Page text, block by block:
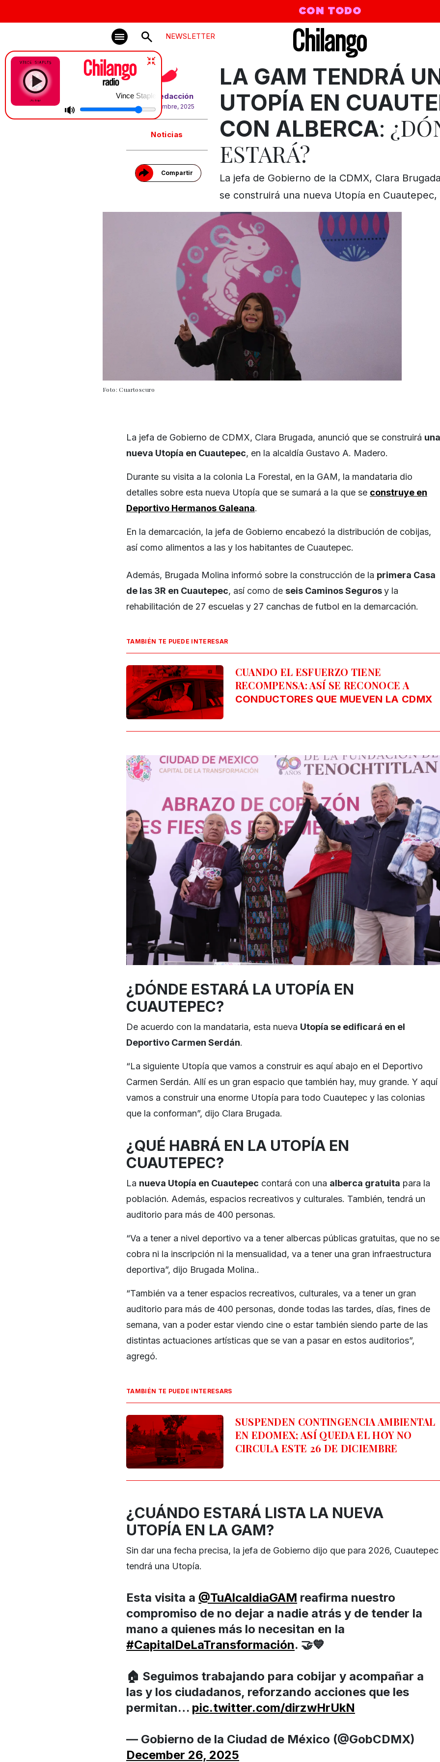
CON TODO
NEWSLETTER
Vince Staples | Blackberry Marmalade
Por Redacción
26 diciembre, 2025
Noticias
Compartir
LA GAM TENDRÁ
UTOPÍA EN
CON ALBERCA:
ESTARÁ?
La jefa de Gobierno de la CDMX, Clara
se construirá una nueva Utopía en Cuautepec,
Foto: Cuartoscuro
La jefa de Gobierno de CDMX, Clara Brugada, anunció que se construirá una
nueva Utopía en Cuautepec, en la alcaldía Gustavo A. Madero.
Durante su visita a la colonia La Forestal, en la GAM, la mandataria dio
detalles sobre esta nueva Utopía que se sumará a la que se construye en
Deportivo Hermanos Galeana.
En la demarcación, la jefa de Gobierno encabezó la distribución de cobijas,
así como alimentos a las y los habitantes de Cuautepec.
Además, Brugada Molina informó sobre la construcción de la primera Casa
de las 3R en Cuautepec, así como de seis Caminos Segurosy la
rehabilitación de 27 escuelas y 27 canchas de futbol en la demarcación.
TAMBIÉN TE PUEDE INTERESAR
CUANDO EL ESFUERZO TIENE
RECOMPENSA: ASÍ SE RECONOCE A
CONDUCTORES QUE MUEVEN LA CDMX
¿DÓNDE ESTARÁ LA UTOPÍA EN
CUAUTEPEC?
De acuerdo con la mandataria, esta nueva Utopía se edificará en el
Deportivo Carmen Serdán.
“La siguiente Utopía que vamos a construir es aquí abajo en el Deportivo
Carmen Serdán. Allí es un gran espacio que también hay, muy grande. Y aquí
vamos a construir una enorme Utopía para todo Cuautepec y las colonias
que la conforman”, dijo Clara Brugada.
¿QUÉ HABRÁ EN LA UTOPÍA EN
CUAUTEPEC?
La nueva Utopía en Cuautepec contará con una alberca gratuita para la
población. Además, espacios recreativos y culturales. También, tendrá un
auditorio para más de 400 personas.
“Va a tener a nivel deportivo va a tener albercas públicas gratuitas, que no se
cobra ni la inscripción ni la mensualidad, va a tener una gran infraestructura
deportiva”, dijo Brugada Molina..
“También va a tener espacios recreativos, culturales, va a tener un gran
auditorio para más de 400 personas, donde todas las tardes, días, fines de
semana, van a poder estar viendo cine o estar también siendo parte de las
distintas actuaciones artísticas que se van a pasar en estos auditorios”,
agregó.
TAMBIÉN TE PUEDE INTERESARS
SUSPENDEN CONTINGENCIA AMBIENTAL
EN EDOMEX; ASÍ QUEDA EL HOY NO
CIRCULA ESTE 26 DE DICIEMBRE
¿CUÁNDO ESTARÁ LISTA LA NUEVA
UTOPÍA EN LA GAM?
Sin dar una fecha precisa, la jefa de Gobierno dijo que para 2026, Cuautepec
tendrá una Utopía.
Esta visita a @TuAlcaldiaGAM reafirma nuestro
compromiso de no dejar a nadie atrás y de tender la
mano a quienes más lo necesitan en la
#CapitalDeLaTransformación. 🤝💙
🏠 Seguimos trabajando para cobijar y acompañar a
las y los ciudadanos, reforzando acciones que les
permitan… pic.twitter.com/dirzwHrUkN
— Gobierno de la Ciudad de México (@GobCDMX)
December 26, 2025